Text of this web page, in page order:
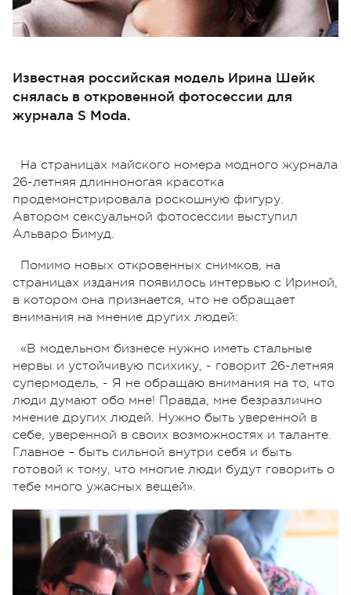
Известная российская модель Ирина Шейк
снялась в откровенной фотосессии для
журнала S Moda.
На страницах майского номера модного журнала
26-летняя длинноногая красотка
продемонстрировала роскошную фигуру.
Автором сексуальной фотосессии выступил
Альваро Бимуд.
Помимо новых откровенных снимков, на
страницах издания появилось интервью с Ириной,
в котором она признается, что не обращает
внимания на мнение других людей:
«В модельном бизнесе нужно иметь стальные
нервы и устойчивую психику, - говорит 26-летняя
супермодель, - Я не обращаю внимания на то, что
люди думают обо мне! Правда, мне безразлично
мнение других людей. Нужно быть уверенной в
себе, уверенной в своих возможностях и таланте.
Главное – быть сильной внутри себя и быть
готовой к тому, что многие люди будут говорить о
тебе много ужасных вещей».